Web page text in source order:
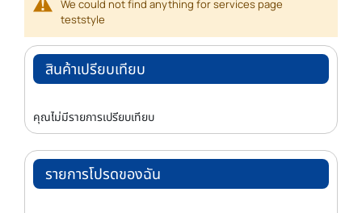
We could not find anything for services page
teststyle
สินค้าเปรียบเทียบ
คุณไม่มีรายการเปรียบเทียบ
รายการโปรดของฉัน